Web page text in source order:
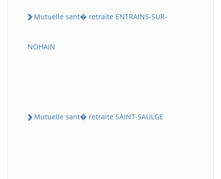
Mutuelle sant� retraite ENTRAINS-SUR-
NOHAIN
Mutuelle sant� retraite SAINT-SAULGE